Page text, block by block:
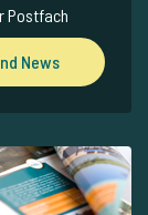
Postfach
News